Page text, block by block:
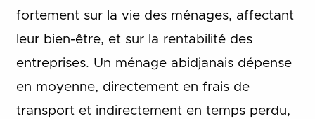
fortement sur la vie des ménages, affectant
leur bien-être, et sur la rentabilité des
entreprises. Un ménage abidjanais dépense
en moyenne, directement en frais de
transport et indirectement en temps perdu,